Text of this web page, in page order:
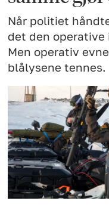
Når politiet
det den operative
Men operativ
blålysene tennes.